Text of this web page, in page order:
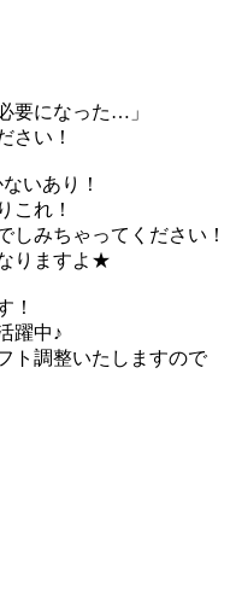
要になった…」
さい！
いあり！
これ！
しみちゃってください！
りますよ★
！
躍中♪
ト調整いたしますので